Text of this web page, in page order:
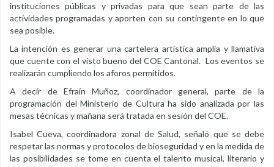
instituciones públicas y privadas para que sean parte de las
actividades programadas y aporten con su contingente en lo que
sea posible.
La intención es generar una cartelera artística amplia y llamativa
que cuente con el visto bueno del COE Cantonal. Los eventos se
realizarán cumpliendo los aforos permitidos.
A decir de Efraín Muñoz, coordinador general, parte de la
programación del Ministerio de Cultura ha sido analizada por las
mesas técnicas y mañana será tratada en sesión del COE.
Isabel Cueva, coordinadora zonal de Salud, señaló que se debe
respetar las normas y protocolos de bioseguridad y en la medida de
las posibilidades se tome en cuenta el talento musical, literario y